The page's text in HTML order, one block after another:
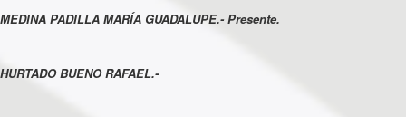
MEDINA PADILLA MARÍA GUADALUPE.- Presente.
HURTADO BUENO RAFAEL.-